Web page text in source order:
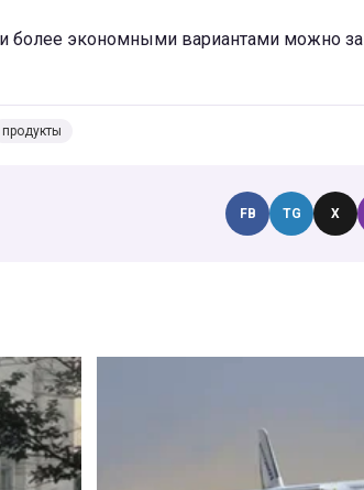
более экономными вариантами можно
продукты
FB TG X